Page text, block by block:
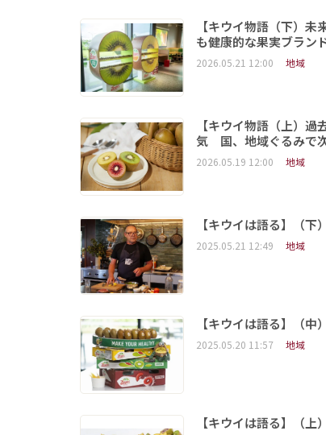
【キウイ物語（下）
も健康的な果実ブランド
2026.05.21 12:00 地域
【キウイ物語（上）
気 国、地域ぐるみで
2026.05.19 12:00 地域
【キウイは語る】（
2025.05.21 12:49 地域
【キウイは語る】（
2025.05.20 11:57 地域
【キウイは語る】（